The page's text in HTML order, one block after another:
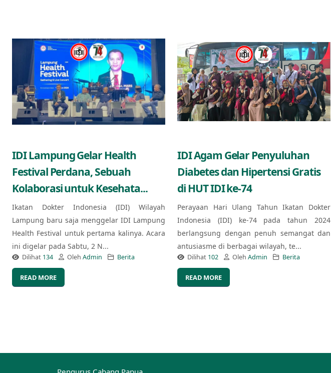
IDI Lampung Gelar Health
Festival Perdana, Sebuah
Kolaborasi untuk Kesehata...
Ikatan Dokter Indonesia (IDI) Wilayah
Lampung baru saja menggelar IDI Lampung
Health Festival untuk pertama kalinya. Acara
ini digelar pada Sabtu, 2 N...
Dilihat 134 Oleh Admin Berita
READ MORE
IDI Agam Gelar Penyuluhan
Diabetes dan Hipertensi Gratis
di HUT IDI ke-74
Perayaan Hari Ulang Tahun Ikatan Dokter
Indonesia (IDI) ke-74 pada tahun 2024
berlangsung dengan penuh semangat dan
antusiasme di berbagai wilayah, te...
Dilihat 102 Oleh Admin Berita
READ MORE